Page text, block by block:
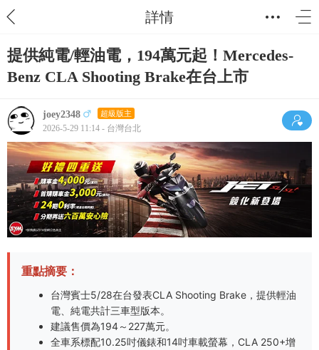
詳情
提供純電/輕油電，194萬元起！Mercedes-
Benz CLA Shooting Brake在台上市
joey2348 超級版主
2026-5-29 11:14 - 台灣台北
重點摘要：
台灣賓士5/28在台發表CLA Shooting Brake，提供輕油
電、純電共計三車型版本。
建議售價為194～227萬元。
全車系標配10.25吋儀錶和14吋車載螢幕，CLA 250+增